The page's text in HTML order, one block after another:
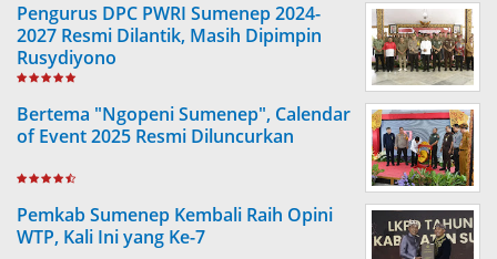
Pengurus DPC PWRI Sumenep 2024-
2027 Resmi Dilantik, Masih Dipimpin
Rusydiyono
Bertema "Ngopeni Sumenep", Calendar
of Event 2025 Resmi Diluncurkan
Pemkab Sumenep Kembali Raih Opini
WTP, Kali Ini yang Ke-7